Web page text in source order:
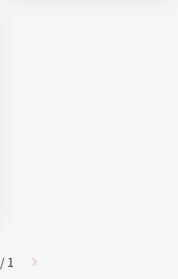
/ 1 chevron_right